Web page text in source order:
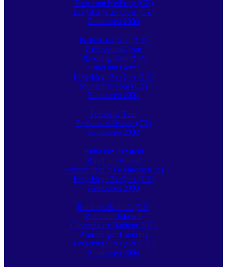
Tour zum Keilberg (CZ)
Erzgebirge 2x Quer (CZ)
Radtouren 2000
Preßnitztal-Tour (CZ)
Zschopautal-Tour
Plessberg-Tour (CZ)
Rund um Geyer
Erzgebirge 2x Quer (CZ)
Mühlental-Tour (CZ)
Radtouren 2001
Pöhlberg-Tour
Preßnitztal-Runde (CZ)
Radtouren 2002
Rund um Arnsfeld
Rund um Herold
Kupferhübel bis Keilberg (CZ)
Erzgebirge 2x Quer (CZ)
Radtouren 2003
Rund um Kallich (CZ)
Rund um Jöhstadt
Olbernhauer Radtour 2003
Annaberger Landring
Erzgebirge 2x Quer (CZ)
Radtouren 2004